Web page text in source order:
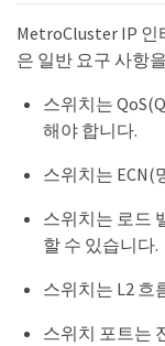
MetroCluster IP
은 일반 요구 사항
스위치는
해야 합니다.
스위치는 ECN(
스위치는 로드
할 수 있습니다.
스위치는 L2 흐
스위치 포트는